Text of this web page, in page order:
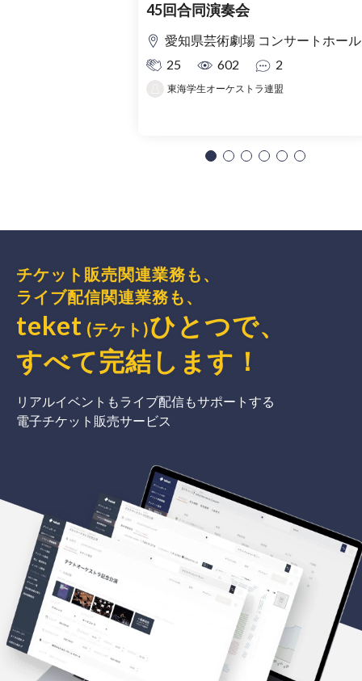
45回合同演奏会
愛知県芸術劇場 コンサートホール
25
602 2
東海学生オーケストラ連盟
チケット販売関連業務も、
ライブ配信関連業務も、
teket (テケト)ひとつで、
すべて完結 します ！
リアルイベントもライブ配信もサポートする
電子チケット販売サービス